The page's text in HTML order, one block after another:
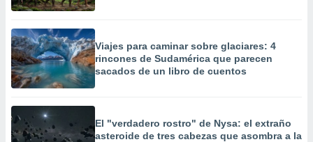
e
publicidad
publicidad
de
Viajes para caminar sobre glaciares: 4
rincones de Sudamérica que parecen
sacados de un libro de cuentos
El "verdadero rostro" de Nysa: el extraño
asteroide de tres cabezas que asombra a la